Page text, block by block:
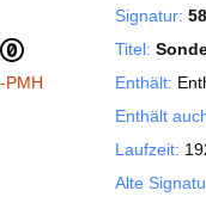
PMH
Signatur: 58
Titel:
Enthält:
Enthält
Laufzeit:
Alte